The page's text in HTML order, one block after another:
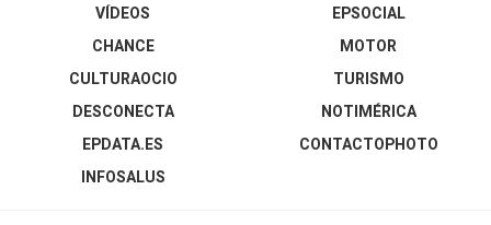
VÍDEOS
EPSOCIAL
CHANCE
CULTURAOCIO
DESCONECTA
EPDATA.ES
INFOSALUS
MOTOR
TURISMO
NOTIMÉRICA
CONTACTOPHOTO